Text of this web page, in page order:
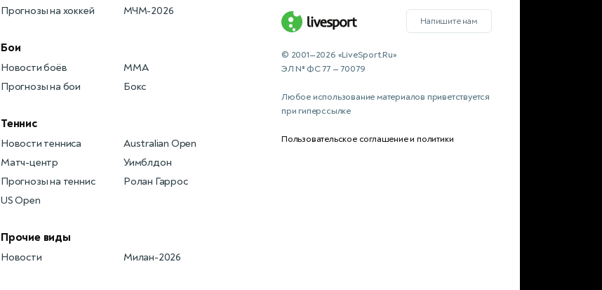
Прогнозы на хоккей
МЧМ-2026
Бои
Новости боёв
MMA
Прогнозы на бои
Бокс
Теннис
Новости тенниса
Australian Open
Матч-центр
Уимблдон
Прогнозы на теннис
Ролан Гаррос
US Open
Прочие виды
Новости Милан-2026
Напишите нам
© 2001—2026 «LiveSport.Ru»
ЭЛ № ФС 77 — 70079
Любое использование материалов приветствуется
при гиперссылке
Пользовательское соглашение и политики